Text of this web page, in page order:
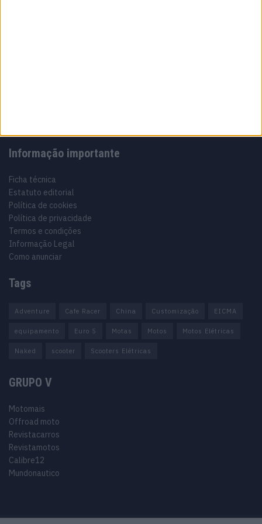
Informação importante
Ficha técnica
Estatuto editorial
Política de cookies
Política de privacidade
Termos e condições
Informação Legal
Como anunciar
Tags
Adventure Cafe Racer China Customização EICMA
equipamento Euro 5 Motas Motos Motos Elétricas
Naked scooter Scooters Elétricas
GRUPO V
Motomais
Offroad moto
Revistacarros
Revistamotos
Calibre12
Mundonautico